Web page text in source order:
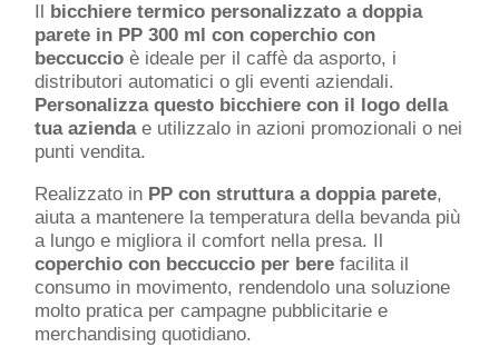
Il bicchiere termico personalizzato a doppia
parete in PP 300 ml con coperchio con
beccuccio è ideale per il caffè da asporto, i
distributori automatici o gli eventi aziendali.
Personalizza questo bicchiere con il logo della
tua aziendae utilizzalo in azioni promozionali o nei
punti vendita.
Realizzato in PP con struttura a doppia parete,
aiuta a mantenere la temperatura della bevanda più
a lungo e migliora il comfort nella presa. Il
coperchio con beccuccio per bere facilita il
consumo in movimento, rendendolo una soluzione
molto pratica per campagne pubblicitarie e
merchandising quotidiano.